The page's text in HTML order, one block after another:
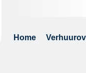
Home